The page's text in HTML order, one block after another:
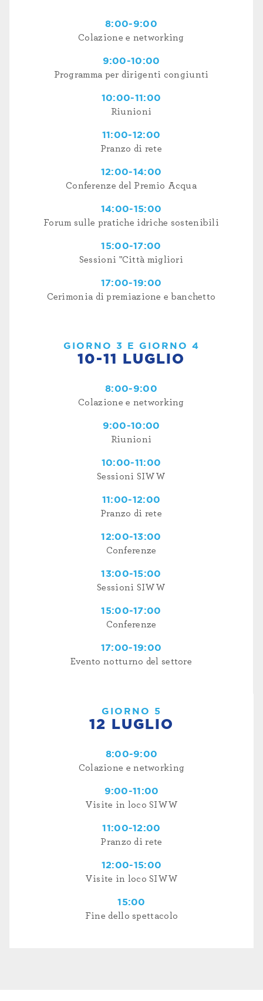
8:00-9:00
Colazione e networking
9:00-10:00
Programma per dirigenti congiunti
10:00-11:00
Riunioni
11:00-12:00
Pranzo di rete
12:00-14:00
Conferenze del Premio Acqua
14:00-15:00
Forum sulle pratiche idriche sostenibili
15:00-17:00
Sessioni "Città migliori
17:00-19:00
Cerimonia di premiazione e banchetto
GIORNO 3 E GIORNO 4
10-11 LUGLIO
8:00-9:00
Colazione e networking
9:00-10:00
Riunioni
10:00-11:00
Sessioni SIWW
11:00-12:00
Pranzo di rete
12:00-13:00
Conferenze
13:00-15:00
Sessioni SIWW
15:00-17:00
Conferenze
17:00-19:00
Evento notturno del settore
GIORNO 5
12 LUGLIO
8:00-9:00
Colazione e networking
9:00-11:00
Visite in loco SIWW
11:00-12:00
Pranzo di rete
12:00-15:00
Visite in loco SIWW
15:00
Fine dello spettacolo